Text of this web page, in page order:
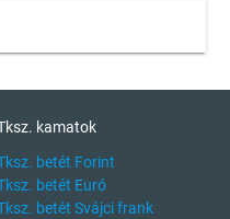
kamatok
betét Forint
betét Euró
betét Svájci frank